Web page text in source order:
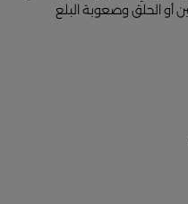
أو الحلق وصعوبة البلع